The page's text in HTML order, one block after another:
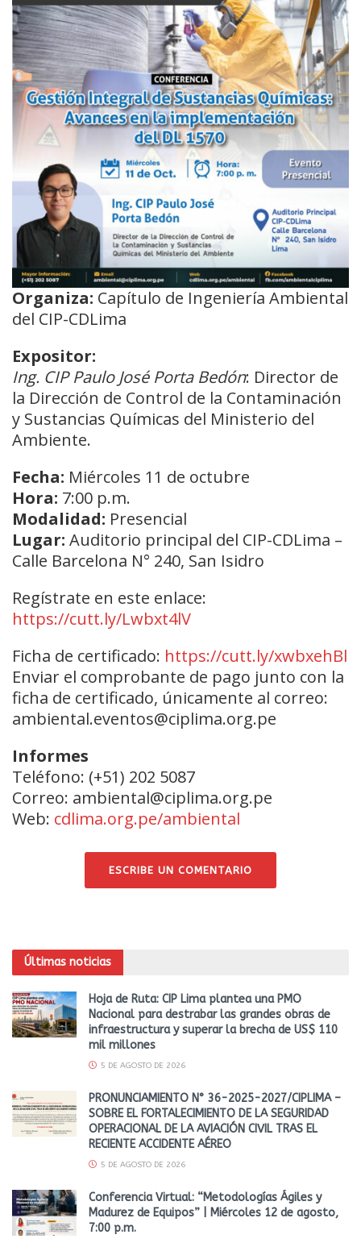
Organiza: Capítulo de Ingeniería Ambiental
del CIP-CDLima
Expositor:
Ing. CIP Paulo José Porta Bedón: Director de
la Dirección de Control de la Contaminación
y Sustancias Químicas del Ministerio del
Ambiente.
Fecha: Miércoles 11 de octubre
Hora: 7:00 p.m.
Modalidad: Presencial
Lugar: Auditorio principal del CIP-CDLima –
Calle Barcelona N° 240, San Isidro
Regístrate en este enlace:
https://cutt.ly/Lwbxt4lV
Ficha de certificado: https://cutt.ly/xwbxehBl
Enviar el comprobante de pago junto con la
ficha de certificado, únicamente al correo:
ambiental.eventos@ciplima.org.pe
Informes
Teléfono: (+51) 202 5087
Correo: ambiental@ciplima.org.pe
Web: cdlima.org.pe/ambiental
ESCRIBE UN COMENTARIO
Últimas noticias
Hoja de Ruta: CIP Lima plantea una PMO
Nacional para destrabar las grandes obras de
infraestructura y superar la brecha de US$ 110
mil millones
5 DE AGOSTO DE 2026
PRONUNCIAMIENTO N° 36-2025-2027/CIPLIMA –
SOBRE EL FORTALECIMIENTO DE LA SEGURIDAD
OPERACIONAL DE LA AVIACIÓN CIVIL TRAS EL
RECIENTE ACCIDENTE AÉREO
5 DE AGOSTO DE 2026
Conferencia Virtual: “Metodologías Ágiles y
Madurez de Equipos” | Miércoles 12 de agosto,
7:00 p.m.